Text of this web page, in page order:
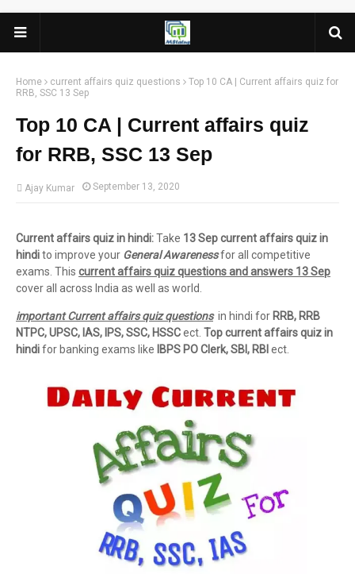
Home current affairs quiz questions
Top 10 CA | Current affairs quiz for
RRB, SSC 13 Sep
Top 10 CA | Current affairs quiz
for RRB, SSC 13 Sep
Ajay Kumar September 13, 2020
Current affairs quiz in hindi:Take 13 Sep current affairs quiz in
hindito improve your General Awarenessfor all competitive
exams. This current affairs quiz questions and answers 13 Sep
cover all across India as well as world.
important Current affairs quiz questionsin hindi for RRB, RRB
NTPC, UPSC, IAS, IPS, SSC, HSSCect. Top current affairs quiz in
hindifor banking exams like IBPS PO Clerk, SBI, RBI ect.